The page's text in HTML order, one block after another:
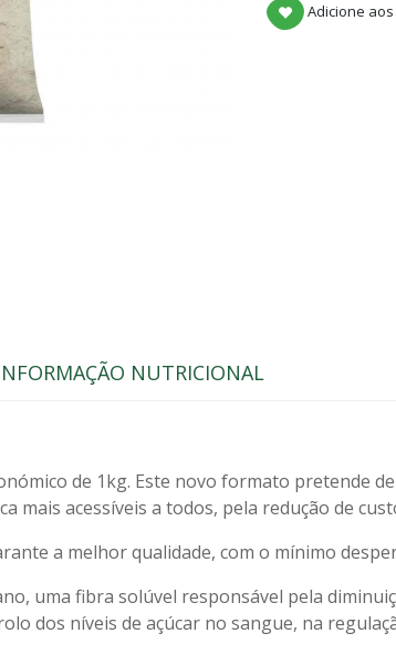
Adicione
NUTRICIONAL
de 1kg. Este novo formato pretende
acessíveis a todos, pela redução de
a melhor qualidade, com o mínimo
uma fibra solúvel responsável pela
dos níveis de açúcar no sangue, na